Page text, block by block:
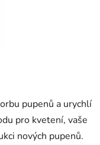
pupenů a urychlí
pro kvetení, vaše
nových pupenů.